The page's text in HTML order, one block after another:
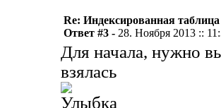
Re: Индексированная таблица
Ответ #3 - 28. Ноября 2013 ::
Для начала, нужно
взялась